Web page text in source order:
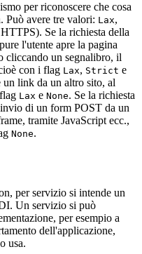
per riconoscere che cosa
Può avere tre valori: Lax,
Se la richiesta della
l'utente apre la pagina
cliccando un segnalibro, il
con i flag Lax, Strict e
un link da un altro sito, al
Lax e None. Se la richiesta
di un form POST da un
tramite JavaScript ecc.,
None.
per servizio si intende un
Un servizio si può
per esempio a
dell'applicazione,
usa.